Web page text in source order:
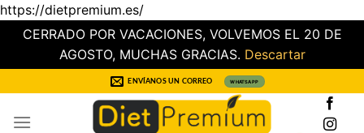
https://dietpremium.es/
CERRADO POR VACACIONES, VOLVEMOS EL 20 DE
AGOSTO, MUCHAS GRACIAS. Descartar
al
contenido
ENVÍANOS UN CORREO WHATSAPP